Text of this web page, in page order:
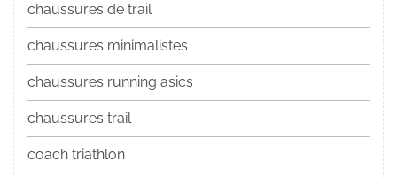
chaussures de trail
chaussures minimalistes
chaussures running asics
chaussures trail
coach triathlon